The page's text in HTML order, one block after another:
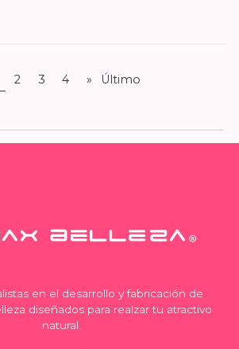
2 3 4 » Último
en el desarrollo y fabricación de
diseñados para realzar tu atractivo
natural.